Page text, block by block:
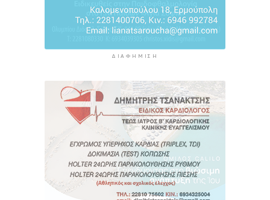
ΔΙΑΦΉΜΙΣΗ